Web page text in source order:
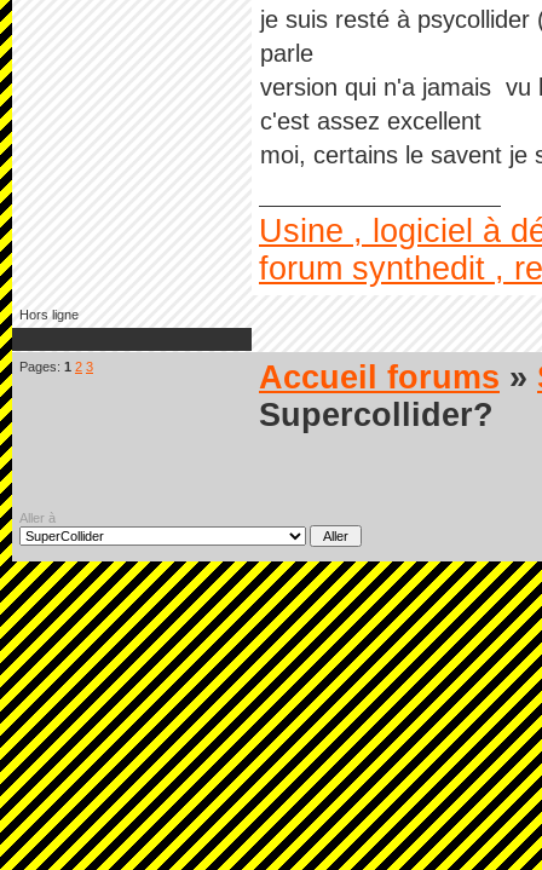
je suis resté à
parle
version qui n'a jamais vu
c'est assez excellent
moi, certains le savent
Usine , logiciel à
forum synthedit ,
Hors ligne
Pages: 1 2 3 Accueil forums »
Supercollider?
Aller à